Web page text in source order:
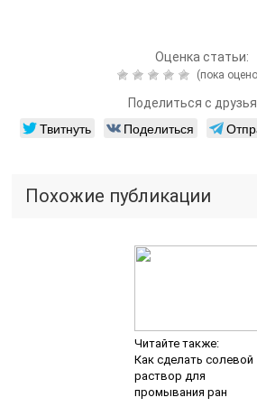
Оценка статьи:
(пока
Поделиться с
Твитнуть Поделиться
Похожие публикации
Читайте также:
Как сделать солевой
раствор для
промывания ран